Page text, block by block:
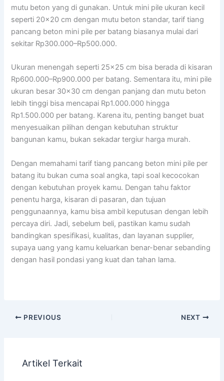
mutu beton yang di gunakan. Untuk mini pile ukuran kecil
seperti 20×20 cm dengan mutu beton standar, tarif tiang
pancang beton mini pile per batang biasanya mulai dari
sekitar Rp300.000–Rp500.000.
Ukuran menengah seperti 25×25 cm bisa berada di kisaran
Rp600.000–Rp900.000 per batang. Sementara itu, mini pile
ukuran besar 30×30 cm dengan panjang dan mutu beton
lebih tinggi bisa mencapai Rp1.000.000 hingga
Rp1.500.000 per batang. Karena itu, penting banget buat
menyesuaikan pilihan dengan kebutuhan struktur
bangunan kamu, bukan sekadar tergiur harga murah.
Dengan memahami tarif tiang pancang beton mini pile per
batang itu bukan cuma soal angka, tapi soal kecocokan
dengan kebutuhan proyek kamu. Dengan tahu faktor
penentu harga, kisaran di pasaran, dan tujuan
penggunaannya, kamu bisa ambil keputusan dengan lebih
percaya diri. Jadi, sebelum beli, pastikan kamu sudah
bandingkan spesifikasi, kualitas, dan layanan supplier,
supaya uang yang kamu keluarkan benar-benar sebanding
dengan hasil pondasi yang kuat dan tahan lama.
PREVIOUS NEXT
Artikel Terkait